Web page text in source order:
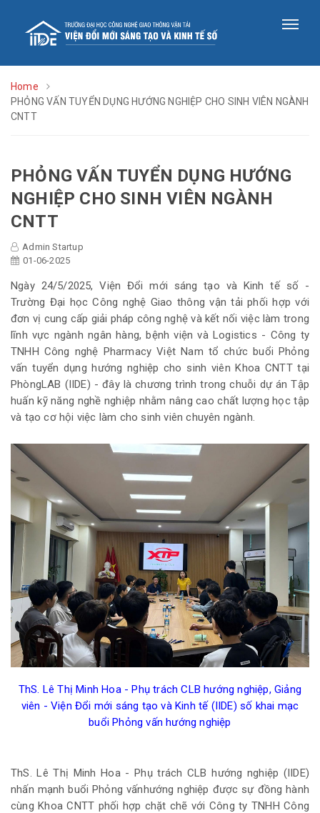
Home
PHỎNG VẤN TUYỂN DỤNG HƯỚNG NGHIỆP CHO SINH VIÊN NGÀNH
CNTT
PHỎNG VẤN TUYỂN DỤNG HƯỚNG
NGHIỆP CHO SINH VIÊN NGÀNH
CNTT
Admin Startup
01-06-2025
Ngày 24/5/2025, Viện Đổi mới sáng tạo và Kinh tế số -
Trường Đại học Công nghệ Giao thông vận tải phối hợp với
đơn vị cung cấp giải pháp công nghệ và kết nối việc làm trong
lĩnh vực ngành ngân hàng, bệnh viện và Logistics - Công ty
TNHH Công nghệ Pharmacy Việt Nam tổ chức buổi Phỏng
vấn tuyển dụng hướng nghiệp cho sinh viên Khoa CNTT tại
PhòngLAB (IIDE) - đây là chương trình trong chuỗi dự án Tập
huấn kỹ năng nghề nghiệp nhằm nâng cao chất lượng học tập
và tạo cơ hội việc làm cho sinh viên chuyên ngành.
ThS. Lê Thị Minh Hoa - Phụ trách CLB hướng nghiệp, Giảng
viên - Viện Đổi mới sáng tạo và Kinh tế (IIDE) số khai mạc
buổi Phỏng vấn hướng nghiệp
ThS. Lê Thị Minh Hoa - Phụ trách CLB hướng nghiệp (IIDE)
nhấn mạnh buổi Phỏng vấnhướng nghiệp được sự đồng hành
cùng Khoa CNTT phối hợp chặt chẽ với Công ty TNHH Công